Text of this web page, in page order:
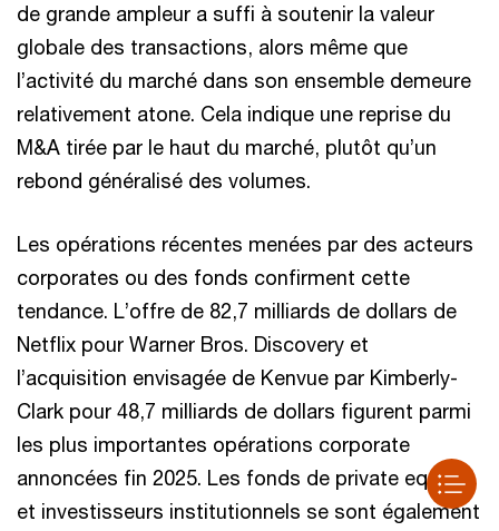
de grande ampleur a suffi à soutenir la valeur
globale des transactions, alors même que
l’activité du marché dans son ensemble demeure
relativement atone. Cela indique une reprise du
M&A tirée par le haut du marché, plutôt qu’un
rebond généralisé des volumes.
Les opérations récentes menées par des acteurs
corporates ou des fonds confirment cette
tendance. L’offre de 82,7 milliards de dollars de
Netflix pour Warner Bros. Discovery et
l’acquisition envisagée de Kenvue par Kimberly-
Clark pour 48,7 milliards de dollars figurent parmi
les plus importantes opérations corporate
annoncées fin 2025. Les fonds de private equity
et investisseurs institutionnels se sont également
Contactez-nous